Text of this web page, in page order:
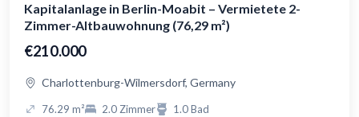
Kapitalanlage in Berlin-Moabit – Vermietete 2-
Zimmer-Altbauwohnung (76,29 m²)
€210.000
Charlottenburg-Wilmersdorf, Germany
76.29 m² 2.0 Zimmer 1.0 Bad